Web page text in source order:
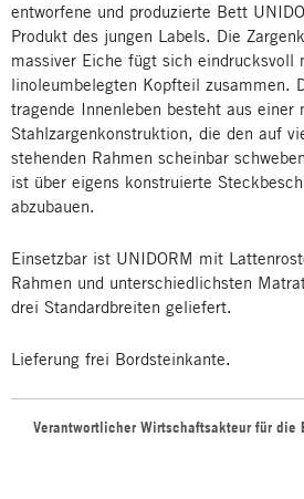
entworfene und produzierte Bett
Produkt des jungen Labels. Die
massiver Eiche fügt sich eindrucksvoll
linoleumbelegten Kopfteil zusammen.
tragende Innenleben besteht aus einer
Stahlzargenkonstruktion, die den auf
stehenden Rahmen scheinbar
ist über eigens konstruierte
abzubauen.
Einsetzbar ist UNIDORM mit
Rahmen und unterschiedlichsten
drei Standardbreiten geliefert.
Lieferung frei Bordsteinkante.
Verantwortlicher Wirtschaftsakteur für die